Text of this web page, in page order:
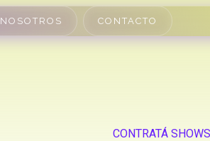
NOSOTROS CONTACTO
CONTRATÁ